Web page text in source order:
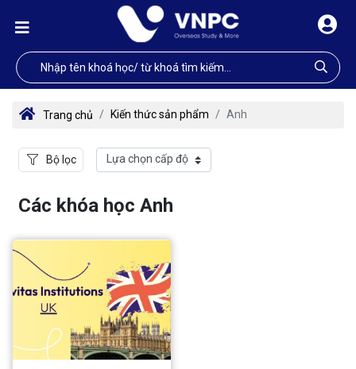
Trang chủ Kiến thức sản phẩm Anh
Bộ lọc
Các khóa học Anh